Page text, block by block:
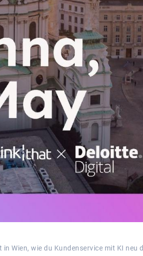
Wien, wie du Kundenservice mit KI neu